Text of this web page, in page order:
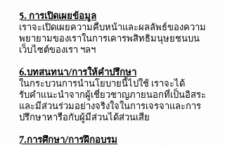
5. การเปิดเผยข้อมูล
เราจะเปิดเผยความคืบหน้าและผลลัพธ์ของความ
พยายามของเราในการเคารพสิทธิมนุษยชนบน
เว็บไซต์ของเรา ฯลฯ
6.บทสนทนา/การให้คำปรึกษา
ในกระบวนการนำนโยบายนี้ไปใช้ เราจะได้
รับคำแนะนำจากผู้เชี่ยวชาญภายนอกที่เป็นอิสระ
และมีส่วนร่วมอย่างจริงใจในการเจรจาและการ
ปรึกษาหารือกับผู้มีส่วนได้ส่วนเสีย
7.การศึกษา/การฝึกอบรม